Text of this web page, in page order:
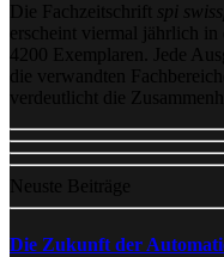
Die Fachzeitschrift
spi
erscheint viermal jährlich in
4200 Exemplaren. Jede
die verwandten
verdeutlicht die
Neuste Beiträge
Die Zukunft der